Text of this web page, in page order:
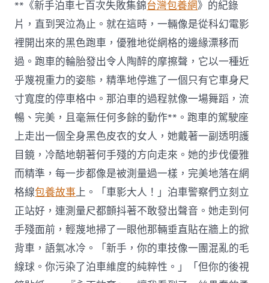
**《新手泊車七百次失敗集錦台灣包養網》的紀錄
片，直到哭泣為止。就在這時，一輛像是從科幻電影
裡開出來的黑色跑車，優雅地從網格的邊緣漂移而
過。跑車的輪胎發出令人陶醉的摩擦聲，它以一種近
乎蔑視重力的姿態，精準地停進了一個只有它車身尺
寸寬度的停車格中。那泊車的過程就像一場舞蹈，流
暢、完美，且毫無任何多餘的動作**。跑車的駕駛座
上走出一個全身黑色皮衣的女人，她戴著一副透明護
目鏡，冷酷地朝著何手殘的方向走來。她的步伐優雅
而精準，每一步都像是被測量過一樣，完美地落在網
格線包養故事上。「車影大人！」泊車警察們立刻立
正站好，連測量尺都顫抖著不敢發出聲音。她走到何
手殘面前，輕蔑地掃了一眼他那輛垂直貼在牆上的掀
背車，語氣冰冷。「新手，你的車技像一團混亂的毛
線球。你污染了泊車維度的純粹性。」「但你的後視